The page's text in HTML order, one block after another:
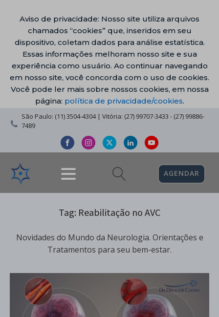
Aviso de privacidade: Nosso site utiliza arquivos
chamados “cookies” que, inseridos em seu
dispositivo, coletam dados para análise estatística.
Essas informações melhoram nosso site e sua
experiência como usuário. Ao continuar navegando
em nosso site, você concorda com o uso de cookies.
Você pode ler mais sobre nossos cookies, em nossa
página: política de privacidade/cookies.
São Paulo: (11) 3504-4304 | Vitória: (27) 99707-3433 - (27) 99886-
7489
AGENDAR
Tag: Reabilitação no AVC
Novidades do Mundo da Neurologia. Orientações e
Tratamentos para seu bem-estar.